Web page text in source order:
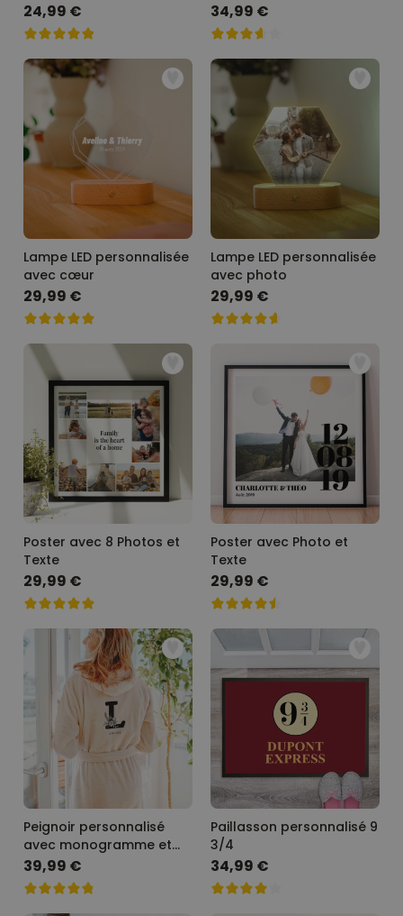
24,99 € 34,99 €
Lampe LED personnalisée
avec cœur
29,99 €
Lampe LED personnalisée
avec photo
29,99 €
Poster avec 8 Photos et
Texte
29,99 €
Poster avec Photo et
Texte
29,99 €
Peignoir personnalisé
avec monogramme et
texte
39,99 €
Paillasson personnalisé 9
3/4
34,99 €